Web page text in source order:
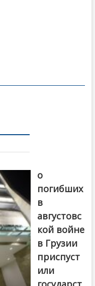
о
погибших
в
августовс
кой войне
в Грузии
приспуст
или